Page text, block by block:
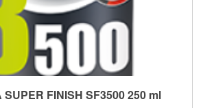
SUPER FINISH SF3500 250 ml